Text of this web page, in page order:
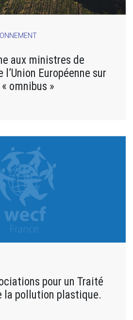
aux ministres de
l’Union Européenne sur
omnibus »
pour un Traité
la pollution plastique.